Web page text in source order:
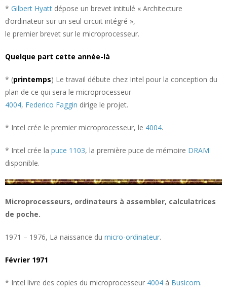
* Gilbert Hyatt dépose un brevet intitulé « Architecture
d’ordinateur sur un seul circuit intégré »,
le premier brevet sur le microprocesseur.
Quelque part cette année-là
* (printemps) Le travail débute chez Intel pour la conception du
plan de ce qui sera le microprocesseur
4004, Federico Faggin dirige le projet.
* Intel crée le premier microprocesseur, le 4004.
* Intel crée la puce 1103, la première puce de mémoire DRAM
disponible.
Microprocesseurs, ordinateurs à assembler, calculatrices
de poche.
1971 – 1976, La naissance du micro-ordinateur.
Février 1971
* Intel livre des copies du microprocesseur 4004 à Busicom.